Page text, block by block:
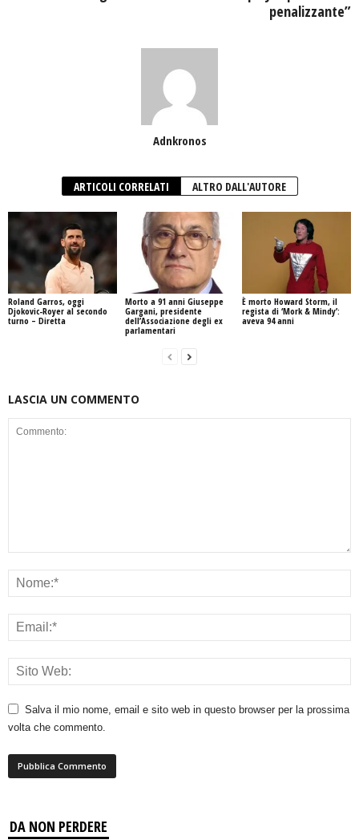
penalizzante”
Adnkronos
ARTICOLI CORRELATI ALTRO DALL'AUTORE
Roland Garros, oggi
Djokovic-Royer al secondo
turno – Diretta
Morto a 91 anni Giuseppe
Gargani, presidente
dell’Associazione degli ex
parlamentari
È morto Howard Storm, il
regista di ‘Mork & Mindy’:
aveva 94 anni
LASCIA UN COMMENTO
Salva il mio nome, email e sito web in questo browser per la prossima
volta che commento.
DA NON PERDERE